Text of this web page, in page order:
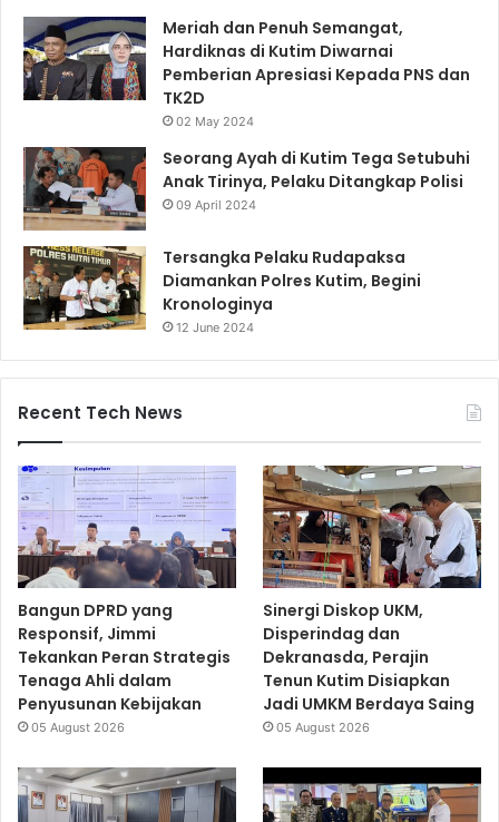
Meriah dan Penuh Semangat,
Hardiknas di Kutim Diwarnai
Pemberian Apresiasi Kepada PNS dan
TK2D
02 May 2024
Seorang Ayah di Kutim Tega Setubuhi
Anak Tirinya, Pelaku Ditangkap Polisi
09 April 2024
Tersangka Pelaku Rudapaksa
Diamankan Polres Kutim, Begini
Kronologinya
12 June 2024
Recent Tech News
Bangun DPRD yang
Responsif, Jimmi
Tekankan Peran Strategis
Tenaga Ahli dalam
Penyusunan Kebijakan
05 August 2026
Sinergi Diskop UKM,
Disperindag dan
Dekranasda, Perajin
Tenun Kutim Disiapkan
Jadi UMKM Berdaya Saing
05 August 2026